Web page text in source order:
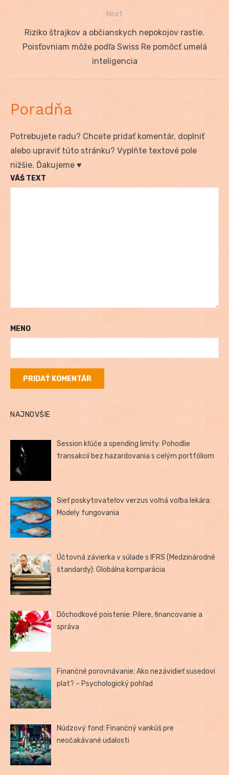
Next
Next
post:
Riziko štrajkov a občianskych nepokojov rastie.
Poisťovniam môže podľa Swiss Re pomôcť umelá
inteligencia
Poradňa
Potrebujete radu? Chcete pridať komentár, doplniť
alebo upraviť túto stránku? Vyplňte textové pole
nižšie. Ďakujeme ♥
VÁŠ TEXT
MENO
NAJNOVŠIE
Session kľúče a spending limity: Pohodlie
transakcií bez hazardovania s celým portfóliom
Sieť poskytovateľov verzus voľná voľba lekára:
Modely fungovania
Účtovná závierka v súlade s IFRS (Medzinárodné
štandardy): Globálna komparácia
Dôchodkové poistenie: Pilere, financovanie a
správa
Finančné porovnávanie: Ako nezávidieť susedovi
plat? – Psychologický pohľad
Núdzový fond: Finančný vankúš pre
neočakávané udalosti